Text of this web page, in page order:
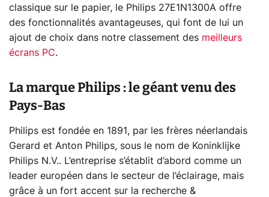
classique sur le papier, le Philips 27E1N1300A offre
des fonctionnalités avantageuses, qui font de lui un
ajout de choix dans notre classement des meilleurs
écrans PC.
La marque Philips : le géant venu des
Pays-Bas
Philips est fondée en 1891, par les frères néerlandais
Gerard et Anton Philips, sous le nom de Koninklijke
Philips N.V.. L’entreprise s’établit d’abord comme un
leader européen dans le secteur de l’éclairage, mais
grâce à un fort accent sur la recherche &